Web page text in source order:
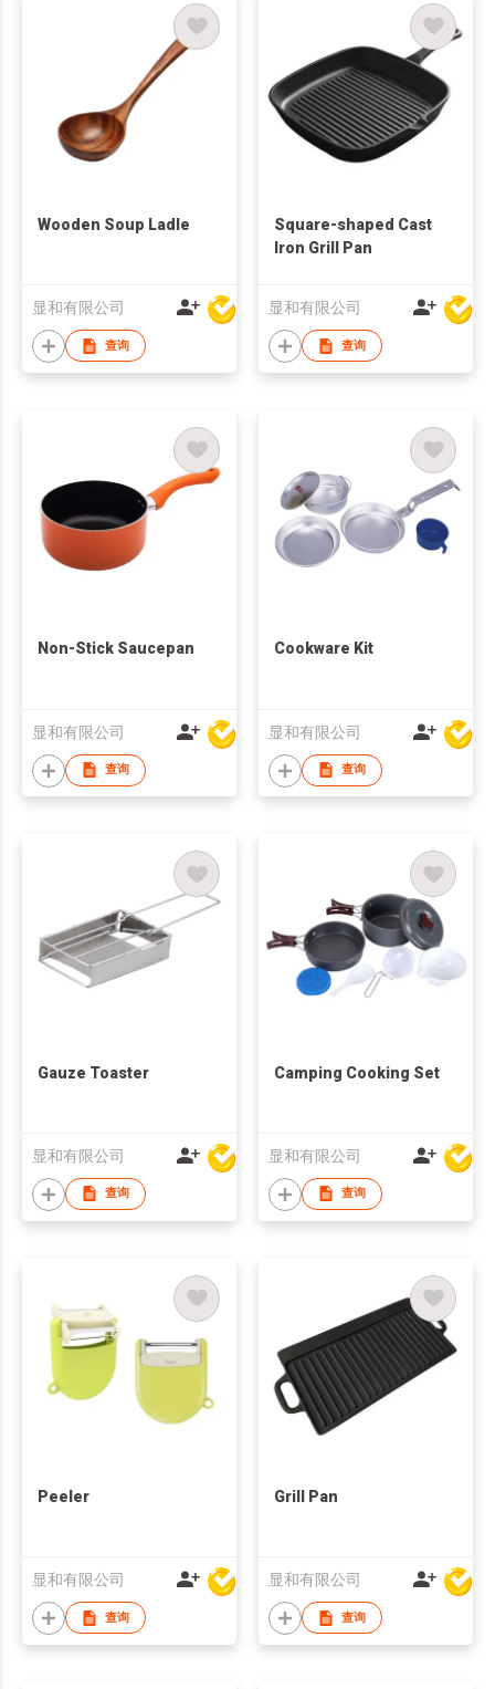
Wooden Soup Ladle
显和有限公司
查询
Square-shaped Cast
Iron Grill Pan
显和有限公司
查询
Non-Stick Saucepan
显和有限公司
查询
Cookware Kit
显和有限公司
查询
Gauze Toaster
显和有限公司
查询
Camping Cooking Set
显和有限公司
查询
Peeler
显和有限公司
查询
Grill Pan
显和有限公司
查询